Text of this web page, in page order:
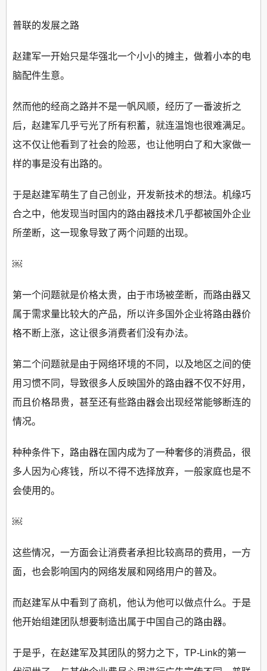
普联的发展之路
赵建军一开始只是华强北一个小小的摊主，做着小本的电
脑配件生意。
然而他的经商之路并不是一帆风顺，经历了一番波折之
后，赵建军几乎亏光了所有积蓄，就连温饱也很难满足。
这不仅让他看到了社会的险恶，也让他明白了和大家做一
样的事是没有出路的。
于是赵建军萌生了自己创业，开发新技术的想法。机缘巧
合之中，他发现当时国内的路由器技术几乎都被国外企业
所垄断，这一现象导致了两个问题的出现。
￼
第一个问题就是价格太贵，由于市场被垄断，而路由器又
属于需求量比较大的产品，所以许多国外企业将路由器价
格不断上涨，这让很多消费者们没有办法。
第二个问题就是由于网络环境的不同，以及地区之间的使
用习惯不同，导致很多人反映国外的路由器不仅不好用，
而且价格昂贵，甚至还有些路由器会出现经常能够断连的
情况。
种种条件下，路由器在国内成为了一种奢侈的消费品，很
多人因为心疼钱，所以不得不选择放弃，一般家庭也是不
会使用的。
￼
这些情况，一方面会让消费者承担比较高昂的费用，一方
面，也会影响国内的网络发展和网络用户的普及。
而赵建军从中看到了商机，他认为他可以做点什么。于是
他开始组建团队想要制造出属于中国自己的路由器。
于是乎，在赵建军及其团队的努力之下，TP-Link的第一